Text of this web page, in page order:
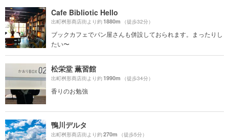
Cafe Bibliotic Hello
出町桝形商店街より約1880m （徒歩32分）
ブックカフェでパン屋さんも併設しておられます。まったりし
たい〜
松栄堂 薫習館
出町桝形商店街より約1990m （徒歩34分）
香りのお勉強
鴨川デルタ
出町桝形商店街より約270m （徒歩5分）